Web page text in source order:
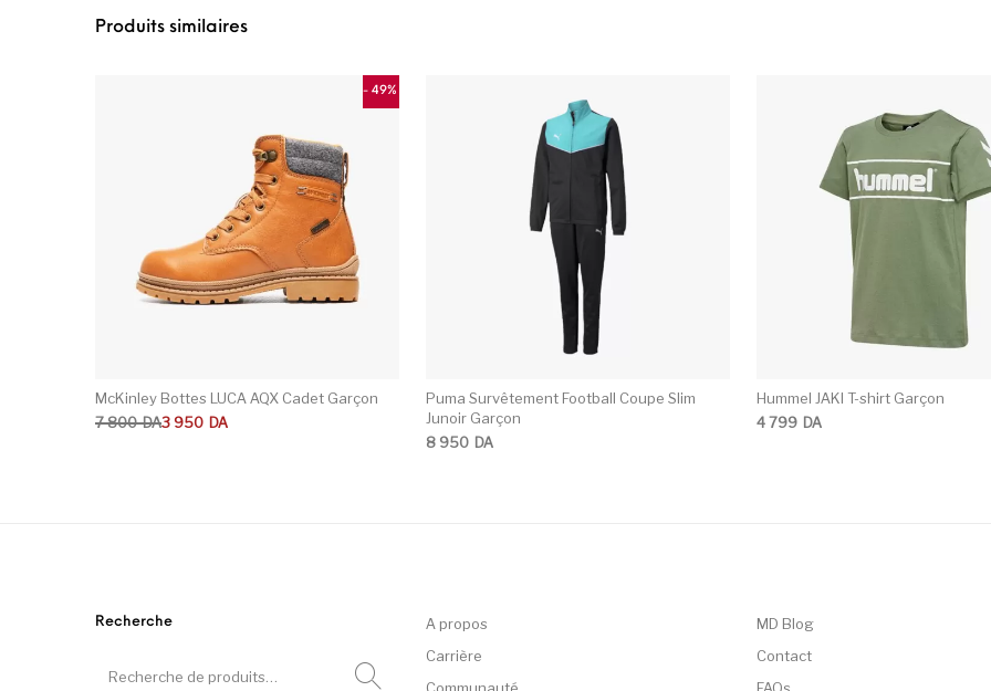
Produits similaires
- 49%
McKinley Bottes LUCA AQX Cadet Garçon
7 800 DA
Le prix initial était : 7 800DA.
3 950 DA
Le prix actuel est : 3 950DA.
Ce produit a plusieurs variations. Les options peuvent être choisies sur la
Puma Survêtement Football Coupe Slim
Junoir Garçon
8 950 DA
Ce produit a plusieurs variations. Les
Hummel JAKI T-shirt Garçon
4 799 DA
Recherche
A propos
Carrière
Communauté
MD Blog
Contact
FAQs